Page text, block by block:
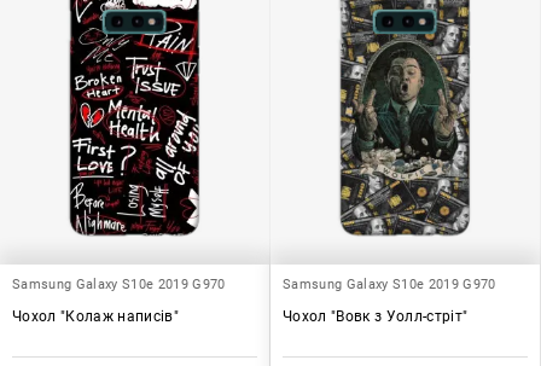
Samsung Galaxy S10e 2019 G970
Чохол "Колаж написів"
Samsung Galaxy S10e 2019 G970
Чохол "Вовк з Уолл-стріт"